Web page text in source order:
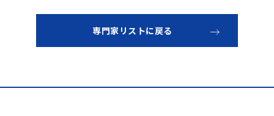
専門家リストに戻る